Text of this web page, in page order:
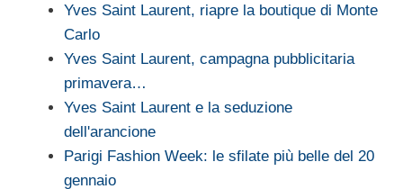
Yves Saint Laurent, riapre la boutique di Monte
Carlo
Yves Saint Laurent, campagna pubblicitaria
primavera…
Yves Saint Laurent e la seduzione
dell'arancione
Parigi Fashion Week: le sfilate più belle del 20
gennaio